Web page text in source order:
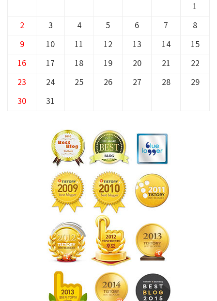
1
2 3 4 5 6 7 8
9 10 11 12 13 14 15
16 17 18 19 20 21 22
23 24 25 26 27 28 29
30 31